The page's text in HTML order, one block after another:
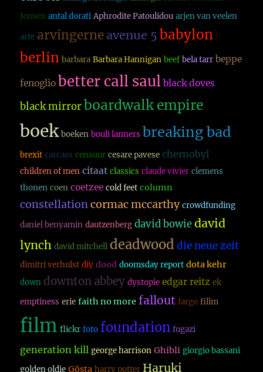
Jensen antal dorati Aphrodite Patoulidou arjen van veelen
arte arvingerne avenue 5 babylon
berlin barbara Barbara Hannigan beef bela tarr beppe
fenoglio better call saul black doves
black mirror boardwalk empire
boek boeken bouli lanners breaking bad
brexit carcass censuur cesare pavese chernobyl
children of men citaat classics claude vivier clemens
thonen coen coetzee cold feet column
constellationcormac mccarthy crowdfunding
daniel benyamin dautzenberg david bowie david
lynch david mitchell deadwood die neue zeit
dimitri verhulst diy dood doomsday report dota kehr
down downton abbey dystopie edgar reitz ek
emptiness erie faith no more fallout fargo fillm
film flickr foto foundation fugazi
generation kill george harrison Ghibli giorgio bassani
golden oldie Gösta harry potter Haruki